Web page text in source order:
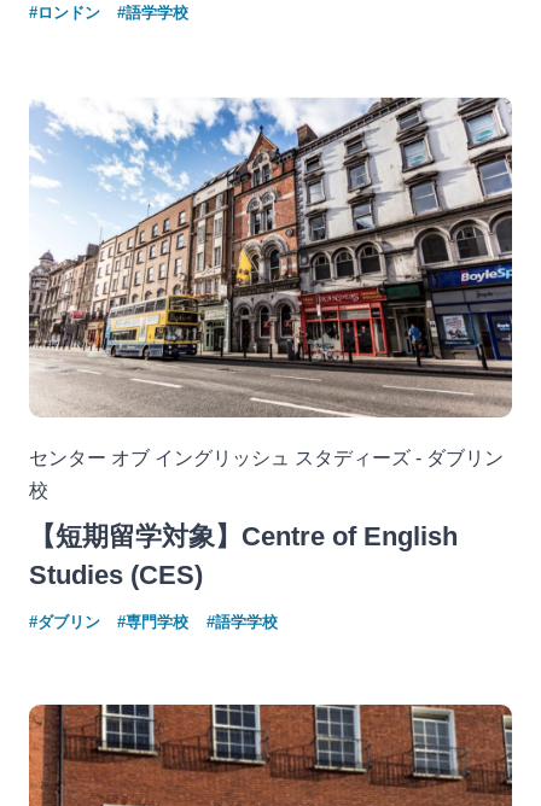
#ロンドン #語学学校
センター オブ イングリッシュ スタディーズ - ダブリン
校
【短期留学対象】Centre of English
Studies (CES)
#ダブリン #専門学校 #語学学校